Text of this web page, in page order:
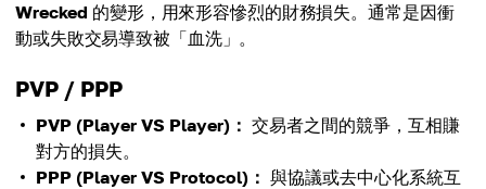
Wrecked 的變形，用來形容慘烈的財務損失。通常是因衝
動或失敗交易導致被「血洗」。
PVP / PPP
PVP (Player VS Player)： 交易者之間的競爭，互相賺
對方的損失。
PPP (Player VS Protocol)： 與協議或去中心化系統互